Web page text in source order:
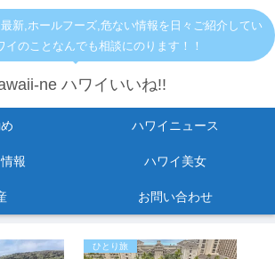
新,ホールフーズ,危ない情報を日々ご紹介してい
イのことなんでも相談にのります！！
ne ハワイいいね!!
ハワイニュース
報 ハワイ美女
お問い合わせ
ひとり旅